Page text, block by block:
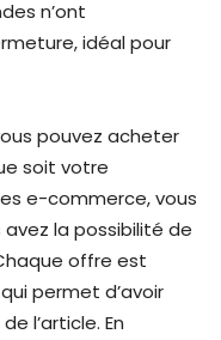
n’ont
idéal pour
pouvez acheter
soit votre
e-commerce, vous
la possibilité de
offre est
permet d’avoir
l’article. En